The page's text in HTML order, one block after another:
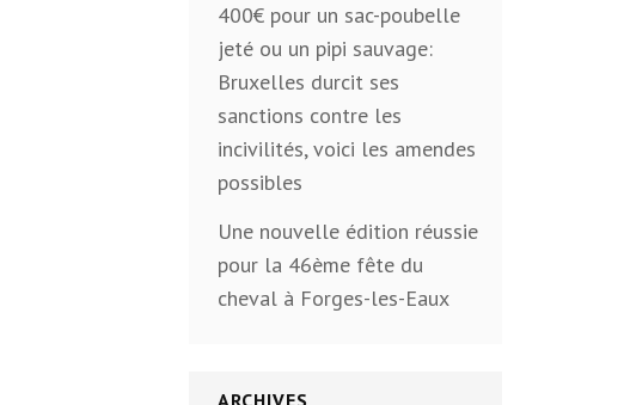
400€ pour un sac-poubelle
jeté ou un pipi sauvage:
Bruxelles durcit ses
sanctions contre les
incivilités, voici les amendes
possibles
Une nouvelle édition réussie
pour la 46ème fête du
cheval à Forges-les-Eaux
ARCHIVES